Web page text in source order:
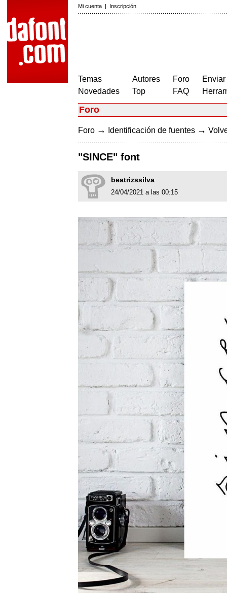
Mi cuenta | Inscripción
Temas
Novedades
Autores
Top
Foro
FAQ
Foro
Foro → Identificación de fuentes →
"SINCE" font
beatrizssilva
24/04/2021 a las 00:15